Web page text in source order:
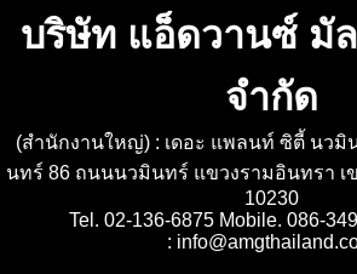
บริษัท แอ็ดวานซ์ มั
จำกัด
(สำนักงานใหญ่) : เดอะ แพลนท์ ซิตี้ นวมิ
นทร์ 86 ถนนนวมินทร์ แขวงรามอินทรา เ
10230
Tel. 02-136-6875 Mobile. 086-
: